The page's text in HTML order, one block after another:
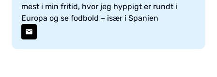
mest i min fritid, hvor jeg hyppigt er rundt i
Europa og se fodbold – især i Spanien